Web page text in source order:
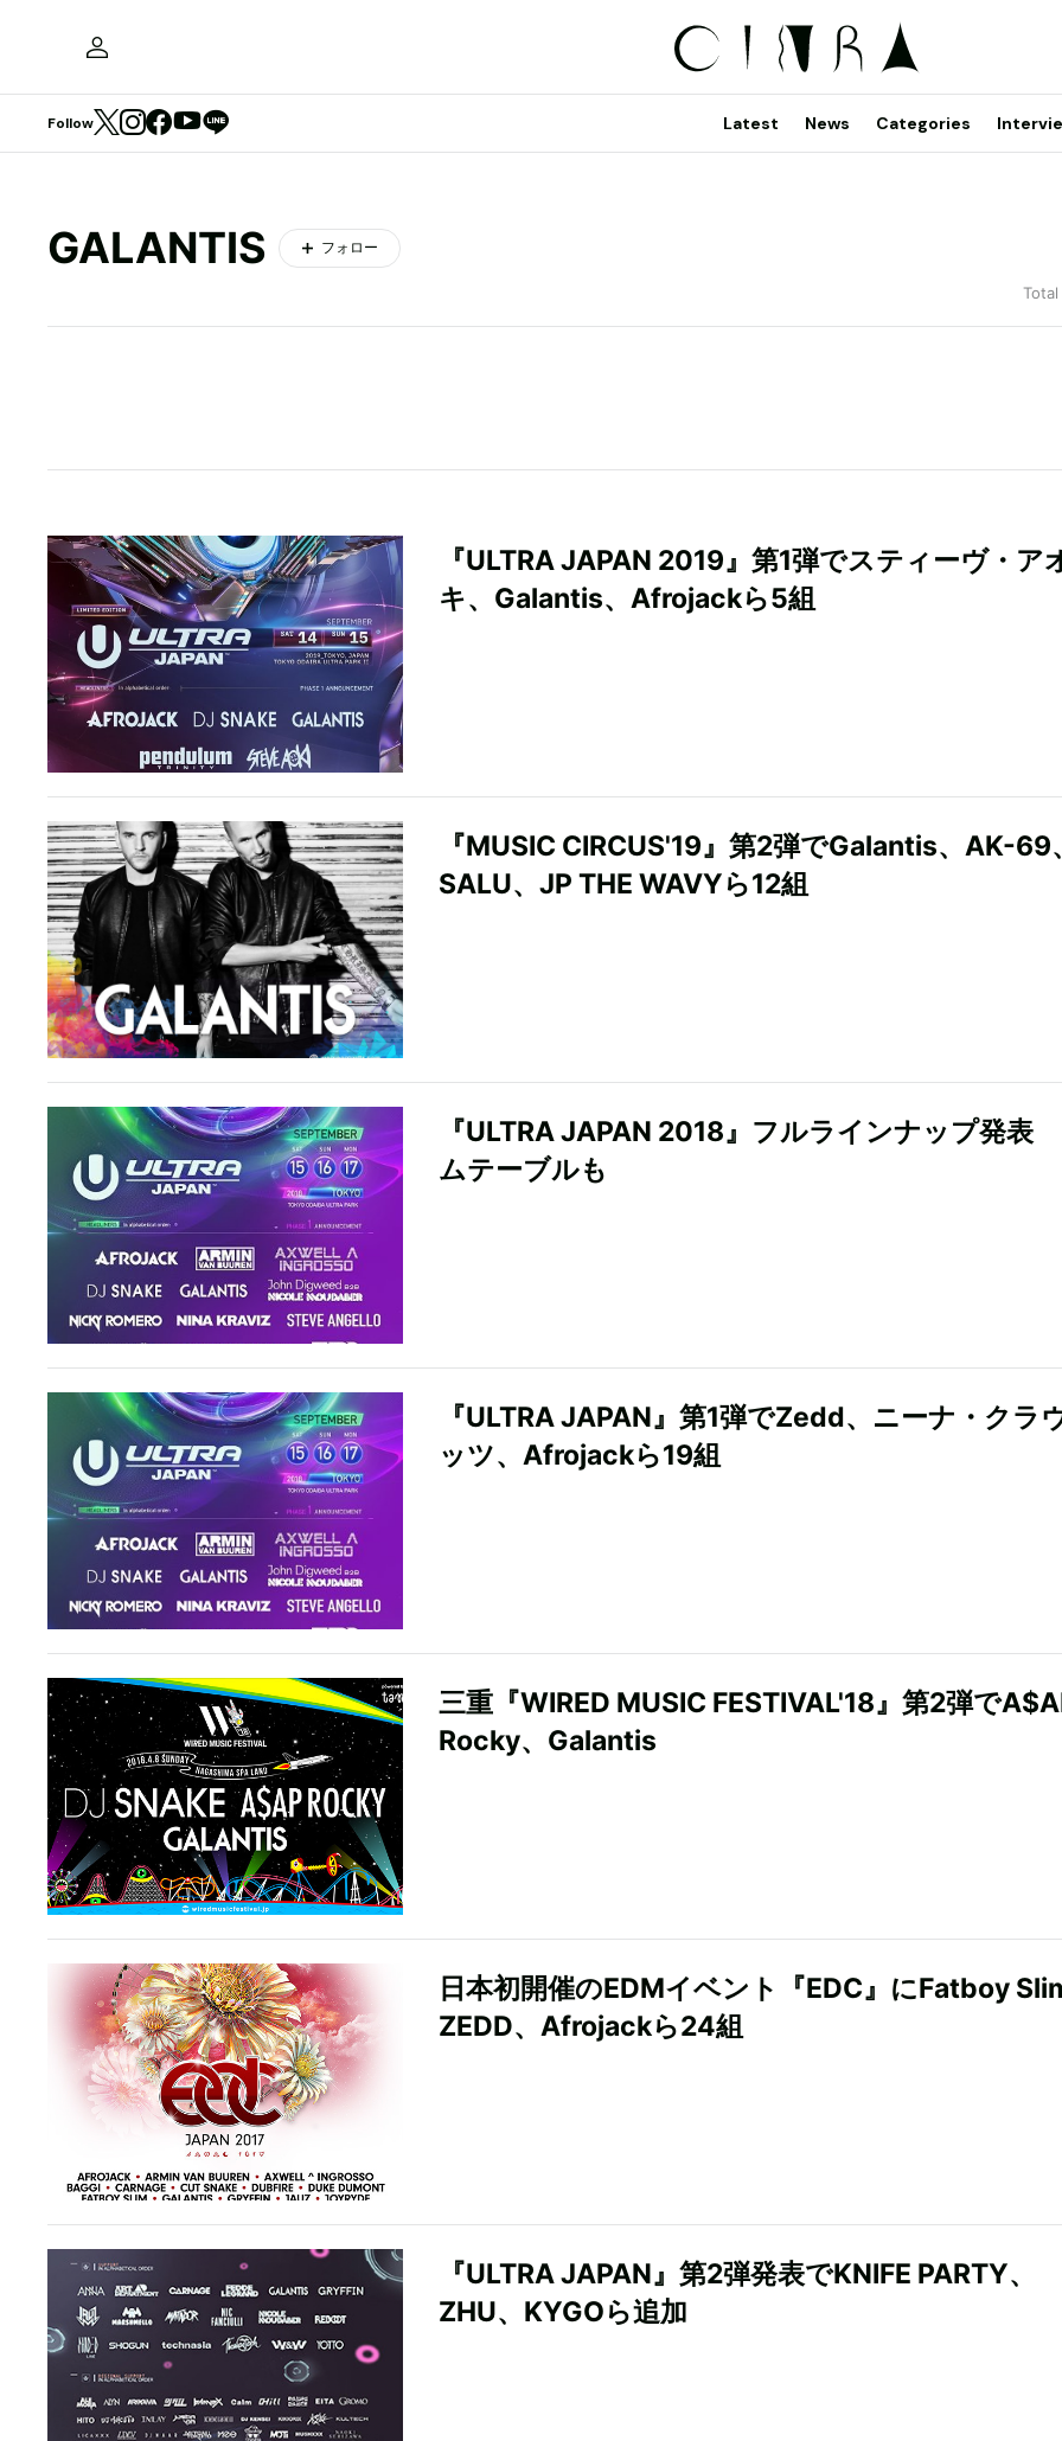
Follow Latest News Categories
GALANTIS フォロー
『ULTRA JAPAN 2019』第1弾でスティーヴ・ア
キ、Galantis、Afrojackら5組
『MUSIC CIRCUS'19』第2弾でGalantis、AK-69
SALU、JP THE WAVYら12組
『ULTRA JAPAN 2018』フルラインナップ発表
ムテーブルも
『ULTRA JAPAN』第1弾でZedd、ニーナ・クラ
ッツ、Afrojackら19組
三重『WIRED MUSIC FESTIVAL'18』第2弾で
Rocky、Galantis
日本初開催のEDMイベント『EDC』にFatboy
ZEDD、Afrojackら24組
『ULTRA JAPAN』第2弾発表でKNIFE PARTY、
ZHU、KYGOら追加